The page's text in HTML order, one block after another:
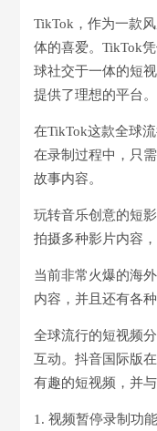
TikTok，作为一款
体的喜爱。TikTok
球社交于一体的短
提供了理想的平台。
在TikTok这款全球
在录制过程中，只
故事内容。
玩转音乐创意的短
拍摄多种影片内容
当前非常火爆的海
内容，并且还有各
全球流行的短视频
互动。抖音国际版
有趣的短视频，并
1. 视频暂停录制功能